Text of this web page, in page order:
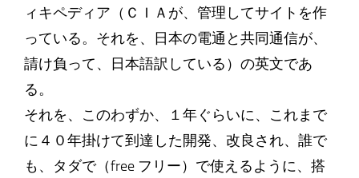
ィキペディア（ＣＩＡが、管理してサイトを作
っている。それを、日本の電通と共同通信が、
請け負って、日本語訳している）の英文であ
る。
それを、このわずか、１年ぐらいに、これまで
に４０年掛けて到達した開発、改良され、誰で
も、タダで（free フリー）で使えるように、搭